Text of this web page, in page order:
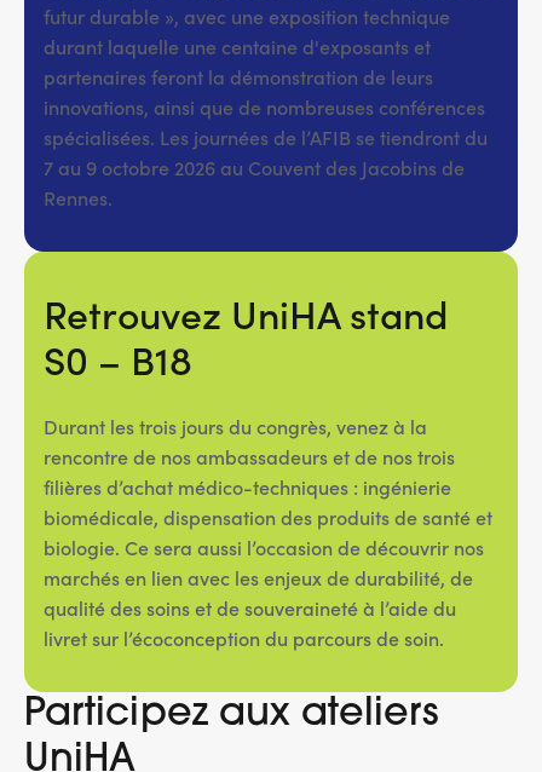
futur durable », avec une exposition technique
durant laquelle une centaine d'exposants et
partenaires feront la démonstration de leurs
innovations, ainsi que de nombreuses conférences
spécialisées. Les journées de l’AFIB se tiendront du
7 au 9 octobre 2026 au Couvent des Jacobins de
Rennes.
Retrouvez UniHA stand
S0 – B18
Durant les trois jours du congrès, venez à la
rencontre de nos ambassadeurs et de nos trois
filières d’achat médico-techniques : ingénierie
biomédicale, dispensation des produits de santé et
biologie. Ce sera aussi l’occasion de découvrir nos
marchés en lien avec les enjeux de durabilité, de
qualité des soins et de souveraineté à l’aide du
livret sur l’écoconception du parcours de soin.
Participez aux ateliers
UniHA